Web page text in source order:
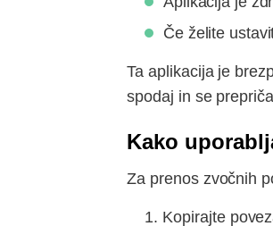
Če želite
Ta aplikacija je
spodaj in se
Kako
Za prenos zvočnih
Kopirajte